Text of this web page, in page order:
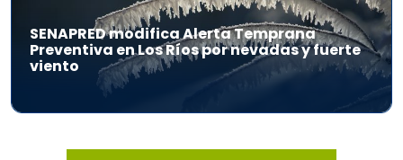
SENAPRED modifica Alerta Temprana
Preventiva en Los Ríos por nevadas y fuerte
viento